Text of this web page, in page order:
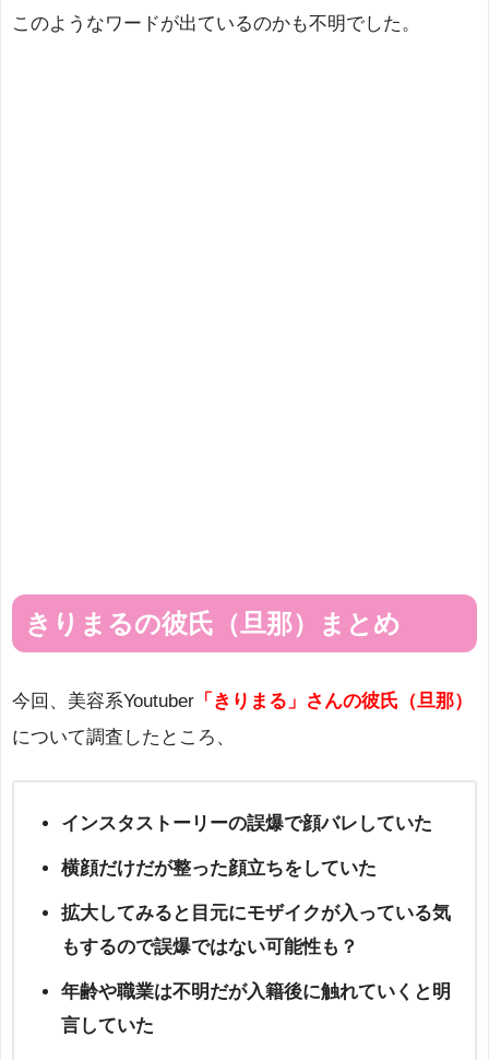
このようなワードが出ているのかも不明でした。
きりまるの彼氏（旦那）まとめ
今回、美容系Youtuber 「きりまる」さんの彼氏（旦那）
について調査したところ、
インスタストーリーの誤爆で顔バレしていた
横顔だけだが整った顔立ちをしていた
拡大してみると目元にモザイクが入っている気
もするので誤爆ではない可能性も？
年齢や職業は不明だが入籍後に触れていくと明
言していた